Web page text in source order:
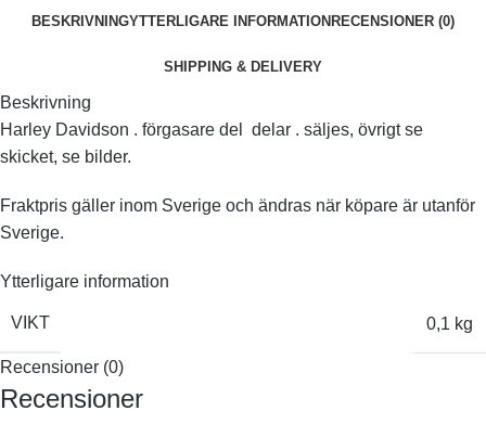
BESKRIVNINGYTTERLIGARE INFORMATIONRECENSIONER (0)
SHIPPING & DELIVERY
Beskrivning
Harley Davidson . förgasare del delar . säljes, övrigt se
skicket, se bilder.
Fraktpris gäller inom Sverige och ändras när köpare är utanför
Sverige.
Ytterligare information
VIKT 0,1 kg
Recensioner (0)
Recensioner